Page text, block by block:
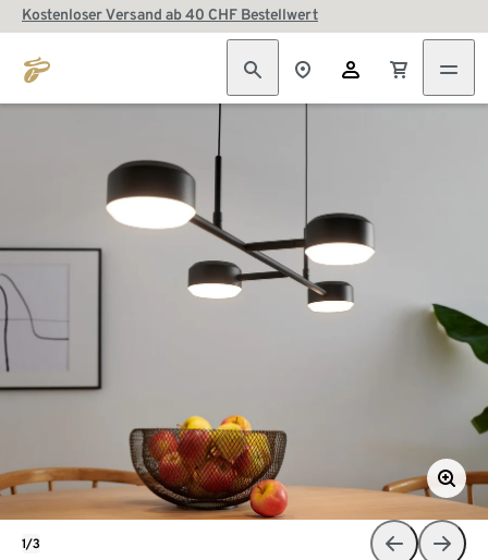
Kostenloser Versand ab 40 CHF Bestellwert
1/3